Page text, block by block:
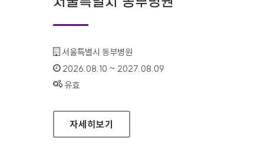
기관명 :
서울특별시 동부병원
인증기간 :
2026.08.10 ~ 2027.08.09
상태 :
유효
서울특별시 동부병원
자세히보기